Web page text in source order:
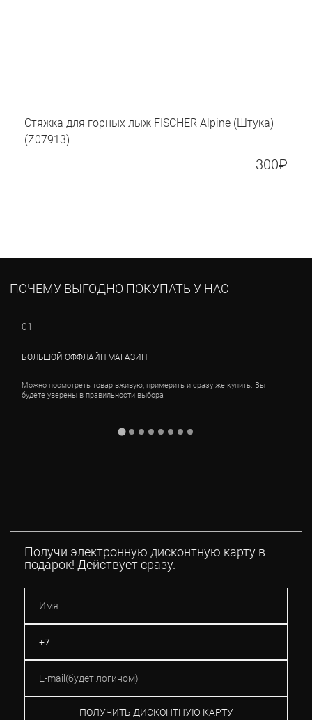
Стяжка для горных лыж FISCHER Alpine (Штука)
(Z07913)
300₽
ПОЧЕМУ ВЫГОДНО ПОКУПАТЬ У НАС
01
БОЛЬШОЙ ОФФЛАЙН МАГАЗИН
Можно посмотреть товар вживую, примерить и сразу же купить. Вы
будете уверены в правильности выбора
Получи электронную дисконтную карту в
подарок! Действует сразу.
ПОЛУЧИТЬ ДИСКОНТНУЮ КАРТУ